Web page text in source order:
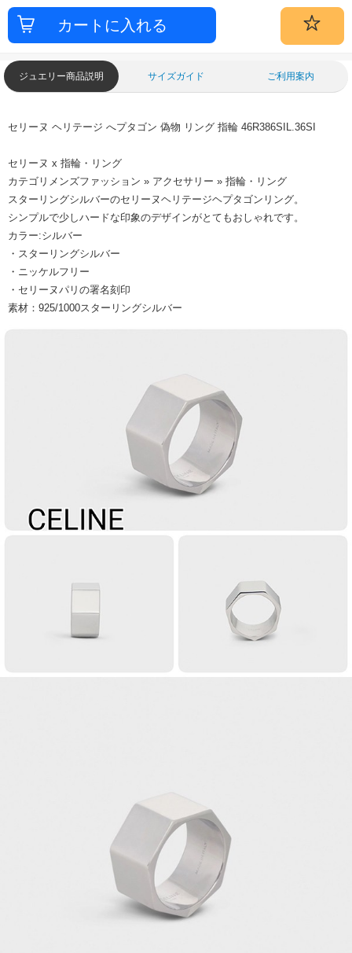
ジュエリー商品説明 サイズガイド ご利用案内
セリーヌ ヘリテージ へプタゴン 偽物 リング 指輪 46R386SIL.36SI
セリーヌ x 指輪・リング
カテゴリメンズファッション » アクセサリー » 指輪・リング
スターリングシルバーのセリーヌヘリテージヘプタゴンリング。
シンプルで少しハードな印象のデザインがとてもおしゃれです。
カラー:シルバー
・スターリングシルバー
・ニッケルフリー
・セリーヌパリの署名刻印
素材：925/1000スターリングシルバー